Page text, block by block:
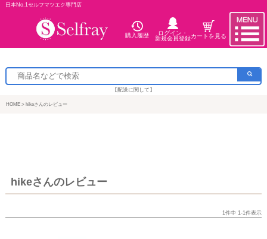
日本No.1セルフマツエク専門店
購入履歴
ログイン・
新規会員登録カートを見る
【配送に関して】
HOME hikeさんのレビュー
hikeさんのレビュー
1件中 1-1件表示